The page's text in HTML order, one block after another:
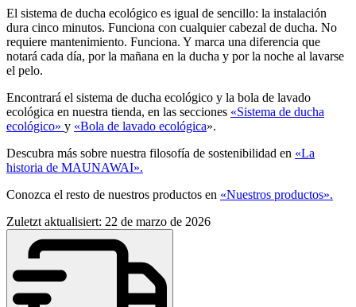
El sistema de ducha ecológico es igual de sencillo: la instalación
dura cinco minutos. Funciona con cualquier cabezal de ducha. No
requiere mantenimiento. Funciona. Y marca una diferencia que
notará cada día, por la mañana en la ducha y por la noche al lavarse
el pelo.
Encontrará el sistema de ducha ecológico y la bola de lavado
ecológica en nuestra tienda, en las secciones «Sistema de ducha
ecológico» y «Bola de lavado ecológica».
Descubra más sobre nuestra filosofía de sostenibilidad en «La
historia de MAUNAWAI».
Conozca el resto de nuestros productos en «Nuestros productos».
Zuletzt aktualisiert: 22 de marzo de 2026